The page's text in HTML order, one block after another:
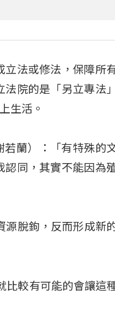
立法或修法，保障所
院的是「另立專法」
生活。
蘭）：「有特殊的
認同，其實不能因為
源脫鉤，反而形成新
比較有可能的會讓這